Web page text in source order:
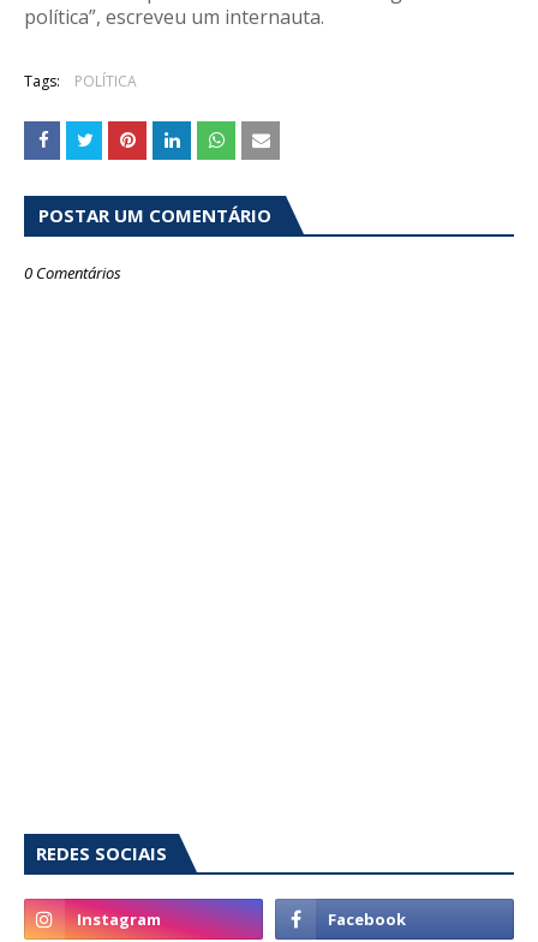
política”, escreveu um internauta.
Tags: POLÍTICA
POSTAR UM COMENTÁRIO
0 Comentários
REDES SOCIAIS